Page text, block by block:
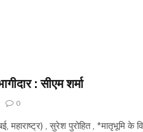
: सीएम शर्मा
0
, सुरेश पुरोहित , *मातृभूमि के